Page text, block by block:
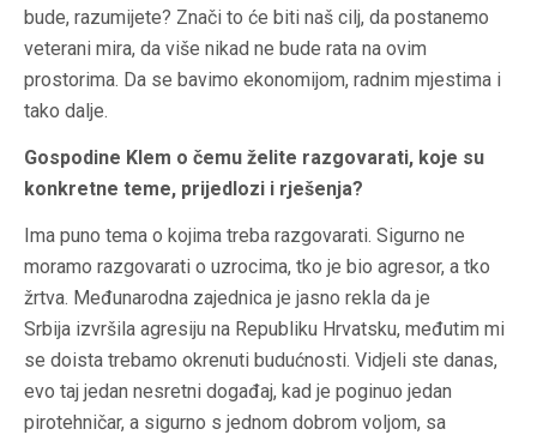
bude, razumijete? Znači to će biti naš cilj, da postanemo
veterani mira, da više nikad ne bude rata na ovim
prostorima. Da se bavimo ekonomijom, radnim mjestima i
tako dalje.
Gospodine Klem o čemu želite razgovarati, koje su
konkretne teme, prijedlozi i rješenja?
Ima puno tema o kojima treba razgovarati. Sigurno ne
moramo razgovarati o uzrocima, tko je bio agresor, a tko
žrtva. Međunarodna zajednica je jasno rekla da je
Srbija izvršila agresiju na Republiku Hrvatsku, međutim mi
se doista trebamo okrenuti budućnosti. Vidjeli ste danas,
evo taj jedan nesretni događaj, kad je poginuo jedan
pirotehničar, a sigurno s jednom dobrom voljom, sa